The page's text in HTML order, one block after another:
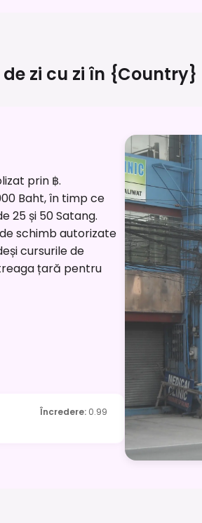
zi cu zi în {country}
prin ฿.
Baht, în timp ce
25 și 50 Satang.
schimb autorizate
cursurile de
țară pentru
Încredere: 0.99